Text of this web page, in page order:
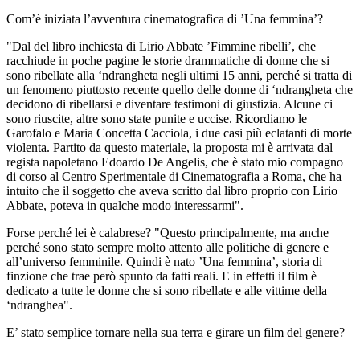
Com’è iniziata l’avventura cinematografica di ’Una femmina’?
"Dal del libro inchiesta di Lirio Abbate ’Fimmine ribelli’, che
racchiude in poche pagine le storie drammatiche di donne che si
sono ribellate alla ‘ndrangheta negli ultimi 15 anni, perché si tratta di
un fenomeno piuttosto recente quello delle donne di ‘ndrangheta che
decidono di ribellarsi e diventare testimoni di giustizia. Alcune ci
sono riuscite, altre sono state punite e uccise. Ricordiamo le
Garofalo e Maria Concetta Cacciola, i due casi più eclatanti di morte
violenta. Partito da questo materiale, la proposta mi è arrivata dal
regista napoletano Edoardo De Angelis, che è stato mio compagno
di corso al Centro Sperimentale di Cinematografia a Roma, che ha
intuito che il soggetto che aveva scritto dal libro proprio con Lirio
Abbate, poteva in qualche modo interessarmi".
Forse perché lei è calabrese? "Questo principalmente, ma anche
perché sono stato sempre molto attento alle politiche di genere e
all’universo femminile. Quindi è nato ’Una femmina’, storia di
finzione che trae però spunto da fatti reali. E in effetti il film è
dedicato a tutte le donne che si sono ribellate e alle vittime della
‘ndranghea".
E’ stato semplice tornare nella sua terra e girare un film del genere?